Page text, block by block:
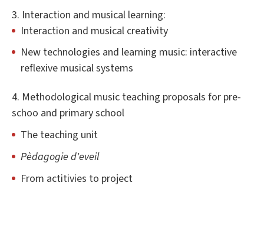
3. Interaction and musical learning:
Interaction and musical creativity
New technologies and learning music: interactive
reflexive musical systems
4. Methodological music teaching proposals for pre-
schoo and primary school
The teaching unit
Pèdagogie d'eveil
From actitivies to project